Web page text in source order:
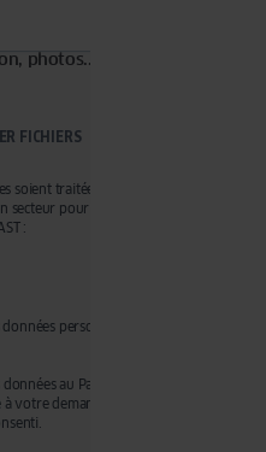
photos...). Formats acceptés :
FICHIERS
soient traitées par OKNOPLAST Sp. z o.o.
secteur pour recevoir de la prospection
:
personnelles, voir mentions
au Partenaire Premium
votre demande de devis et effectuer de